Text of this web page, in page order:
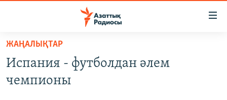
Skip
main
content
ЖАҢАЛЫҚТАР
Испания - футболдан әлем
чемпионы